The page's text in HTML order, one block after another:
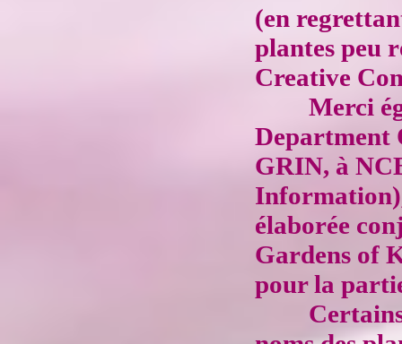
(en
plantes peu
Creative
Merci
Department
GRIN, à
élaborée
Gardens of
pour la